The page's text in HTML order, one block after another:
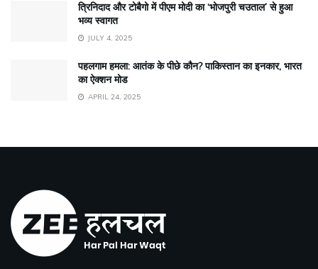
त्रिनिदाद और टोबैगो में पीएम मोदी का ‘भोजपुरी चउताल’ से हुआ
भव्य स्वागत
JULY 4, 2025
पहलगाम हमला: आतंक के पीछे कौन? पाकिस्तान का इनकार, भारत
का ऐक्शन मोड
APRIL 24, 2025